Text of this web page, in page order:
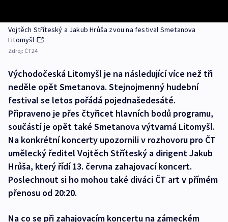
Vojtěch Stříteský a Jakub Hrůša zvou na festival Smetanova
Litomyšl
Zdroj: ČT24
Východočeská Litomyšl je na následující více než tři
neděle opět Smetanova. Stejnojmenný hudební
festival se letos pořádá pojednašedesáté.
Připraveno je přes čtyřicet hlavních bodů programu,
součástí je opět také Smetanova výtvarná Litomyšl.
Na konkrétní koncerty upozornili v rozhovoru pro ČT
umělecký ředitel Vojtěch Stříteský a dirigent Jakub
Hrůša, který řídí 13. června zahajovací koncert.
Poslechnout si ho mohou také diváci ČT art v přímém
přenosu od 20:20.
Na co se při zahajovacím koncertu na zámeckém